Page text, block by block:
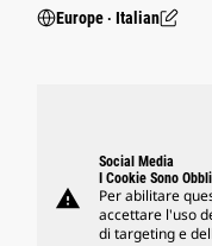
Europe ‧ Italian
warning
Social Media
I Cookie Sono
Per abilitare
accettare l'uso
di targeting e